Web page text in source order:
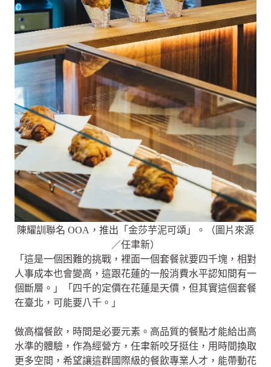
陳耀訓聯名 OOA，推出「金莎芋泥可頌」。（圖片來源
／任聿新）
「這是一個困難的挑戰，裡面一個套餐就要四千塊，相對
人事成本也會變高，這跟花蓮的一般消費水平認知間有一
個斷層。」「四千的定價在花蓮是天價，但其實這個套餐
在臺北，可能要八千。」
做高檔餐飲，時間是必要元素。高品質的餐點才能給出高
水準的體驗，作為經營方，任聿新咬牙挺住，用時間換取
更多空間，希望讓這群國際級的餐飲專業人才，能帶動花